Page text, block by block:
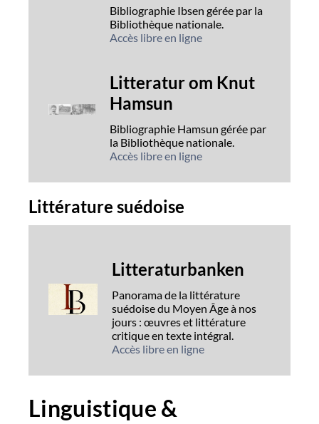
Bibliographie Ibsen gérée par la
Bibliothèque nationale.
Accès libre en ligne
Litteratur om Knut
Hamsun
Bibliographie Hamsun gérée par
la Bibliothèque nationale.
Accès libre en ligne
Littérature suédoise
Litteraturbanken
Panorama de la littérature
suédoise du Moyen Âge à nos
jours : œuvres et littérature
critique en texte intégral.
Accès libre en ligne
Linguistique &